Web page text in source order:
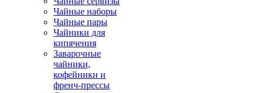
Чайные наборы
Чайные пары
Чайники для
кипячения
Заварочные
чайники,
кофейники и
френч-прессы